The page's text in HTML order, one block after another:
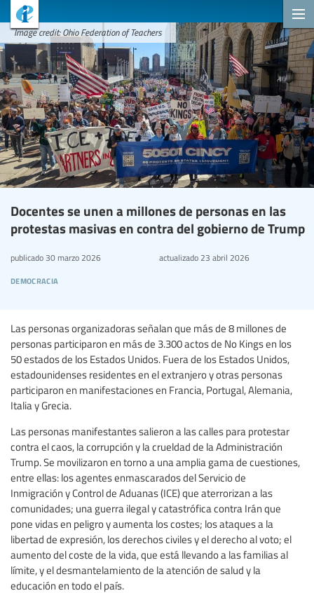
Image credit: Ohio Federation of Teachers
Docentes se unen a millones de personas en las
protestas masivas en contra del gobierno de Trump
democracia
publicado 30 marzo 2026 actualizado23 abril 2026
Las personas organizadoras señalan que más de 8 millones de
personas participaron en más de 3.300 actos de No Kings en los
50 estados de los Estados Unidos. Fuera de los Estados Unidos,
estadounidenses residentes en el extranjero y otras personas
participaron en manifestaciones en Francia, Portugal, Alemania,
Italia y Grecia.
Las personas manifestantes salieron a las calles para protestar
contra el caos, la corrupción y la crueldad de la Administración
Trump. Se movilizaron en torno a una amplia gama de cuestiones,
entre ellas: los agentes enmascarados del Servicio de
Inmigración y Control de Aduanas (ICE) que aterrorizan a las
comunidades; una guerra ilegal y catastrófica contra Irán que
pone vidas en peligro y aumenta los costes; los ataques a la
libertad de expresión, los derechos civiles y el derecho al voto; el
aumento del coste de la vida, que está llevando a las familias al
límite, y el desmantelamiento de la atención de salud y la
educación en todo el país.